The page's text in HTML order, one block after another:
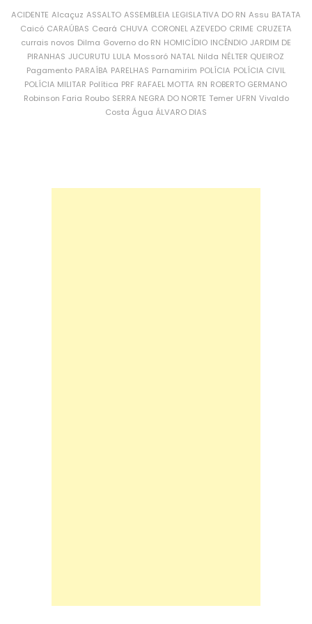
ACIDENTE Alcaçuz ASSALTO ASSEMBLEIA LEGISLATIVA DO RN Assu BATATA
Caicó CARAÚBAS Ceará CHUVA CORONEL AZEVEDO CRIME CRUZETA
currais novos Dilma Governo do RN HOMICÍDIO INCÊNDIO JARDIM DE
PIRANHAS JUCURUTU LULA Mossoró NATAL Nilda NÉLTER QUEIROZ
Pagamento PARAÍBA PARELHAS Parnamirim POLÍCIA POLÍCIA CIVIL
POLÍCIA MILITAR Política PRF RAFAEL MOTTA RN ROBERTO GERMANO
Robinson Faria Roubo SERRA NEGRA DO NORTE Temer UFRN Vivaldo
Costa Água ÁLVARO DIAS